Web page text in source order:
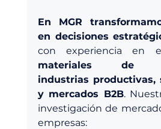
En MGR
en decisiones
materiales de
industrias productivas,
y mercados B2B.
investigación de
empresas: